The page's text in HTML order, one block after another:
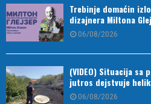
Trebinje domaćin
dizajnera Miltona
06/08/2026
(VIDEO) Situacija sa
jutros dejstvuje
06/08/2026